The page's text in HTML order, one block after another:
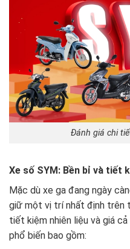
Đánh giá chi
Xe số SYM: Bền bỉ và tiết
Mặc dù xe ga đang ngày
giữ một vị trí nhất định trên
tiết kiệm nhiên liệu và giá
phổ biến bao gồm: